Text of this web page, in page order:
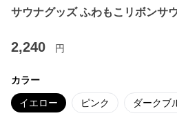
サウナグッズ ふわもこリボンサ
2,240 円
カラー
イエロー ピンク ダークブ